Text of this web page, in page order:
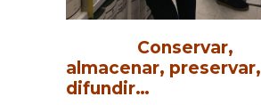
Conservar,
almacenar, preservar,
difundir…